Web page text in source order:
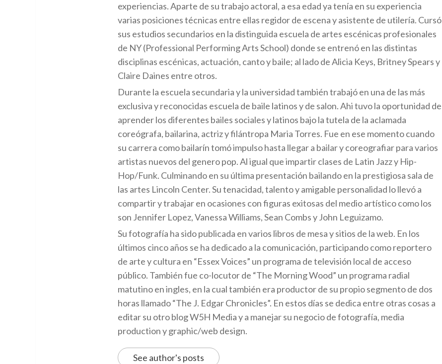
experiencias. Aparte de su trabajo actoral, a esa edad ya tenía en su experiencia
varias posiciones técnicas entre ellas regidor de escena y asistente de utilería. Cursó
sus estudios secundarios en la distinguida escuela de artes escénicas profesionales
de NY (Professional Performing Arts School) donde se entrenó en las distintas
disciplinas escénicas, actuación, canto y baile; al lado de Alicia Keys, Britney Spears y
Claire Daines entre otros.
Durante la escuela secundaria y la universidad también trabajó en una de las más
exclusiva y reconocidas escuela de baile latinos y de salon. Ahi tuvo la oportunidad de
aprender los diferentes bailes sociales y latinos bajo la tutela de la aclamada
coreógrafa, bailarina, actriz y filántropa Maria Torres. Fue en ese momento cuando
su carrera como bailarín tomó impulso hasta llegar a bailar y coreografiar para varios
artistas nuevos del genero pop. Al igual que impartir clases de Latin Jazz y Hip-
Hop/Funk. Culminando en su última presentación bailando en la prestigiosa sala de
las artes Lincoln Center. Su tenacidad, talento y amigable personalidad lo llevó a
compartir y trabajar en ocasiones con figuras exitosas del medio artístico como los
son Jennifer Lopez, Vanessa Williams, Sean Combs y John Leguizamo.
Su fotografía ha sido publicada en varios libros de mesa y sitios de la web. En los
últimos cinco años se ha dedicado a la comunicación, participando como reportero
de arte y cultura en “Essex Voices” un programa de televisión local de acceso
público. También fue co-locutor de “The Morning Wood” un programa radial
matutino en ingles, en la cual también era productor de su propio segmento de dos
horas llamado “The J. Edgar Chronicles”. En estos días se dedica entre otras cosas a
editar su otro blog W5H Media y a manejar su negocio de fotografía, media
production y graphic/web design.
See author's posts